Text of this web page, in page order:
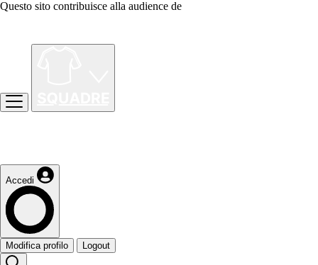
Questo sito contribuisce alla audience de
Accedi
Modifica profilo Logout